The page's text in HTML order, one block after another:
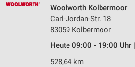
Woolworth Kolbermoor
Carl-Jordan-Str. 18
83059 Kolbermoor
Heute 09:00 - 19:00 Uhr |
528,64 km